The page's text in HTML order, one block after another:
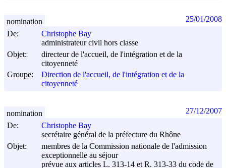
De:
Christophe Bay
administrateur civil hors classe
Objet:
directeur de l'accueil, de l'intégration et de la
citoyenneté
Groupe:
Direction de l'accueil, de l'intégration et de la
citoyenneté
nomination 25/01/2008
De:
Christophe Bay
secrétaire général de la préfecture du Rhône
Objet:
membres de la Commission nationale de l'admission
exceptionnelle au séjour
prévue aux articles L. 313-14 et R. 313-33 du code de
nomination 27/12/2007